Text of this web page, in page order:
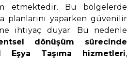
etmektedir. Bu bölgelerde
planlarını yaparken güvenilir
ihtiyaç duyar. Bu nedenle
dönüşüm sürecinde
Eşya Taşıma hizmetleri,